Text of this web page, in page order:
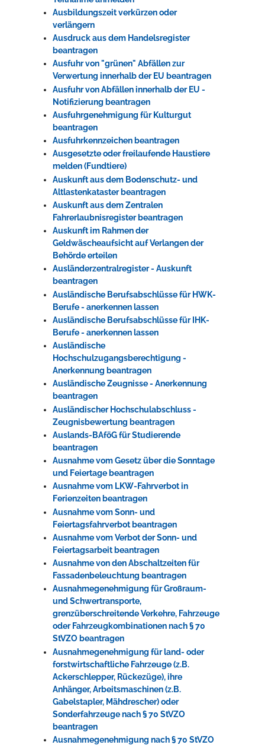
Ausbildungszeit verkürzen oder
verlängern
Ausdruck aus dem Handelsregister
beantragen
Ausfuhr von "grünen" Abfällen zur
Verwertung innerhalb der EU beantragen
Ausfuhr von Abfällen innerhalb der EU -
Notifizierung beantragen
Ausfuhrgenehmigung für Kulturgut
beantragen
Ausfuhrkennzeichen beantragen
Ausgesetzte oder freilaufende Haustiere
melden (Fundtiere)
Auskunft aus dem Bodenschutz- und
Altlastenkataster beantragen
Auskunft aus dem Zentralen
Fahrerlaubnisregister beantragen
Auskunft im Rahmen der
Geldwäscheaufsicht auf Verlangen der
Behörde erteilen
Ausländerzentralregister - Auskunft
beantragen
Ausländische Berufsabschlüsse für HWK-
Berufe - anerkennen lassen
Ausländische Berufsabschlüsse für IHK-
Berufe - anerkennen lassen
Ausländische
Hochschulzugangsberechtigung -
Anerkennung beantragen
Ausländische Zeugnisse - Anerkennung
beantragen
Ausländischer Hochschulabschluss -
Zeugnisbewertung beantragen
Auslands-BAföG für Studierende
beantragen
Ausnahme vom Gesetz über die Sonntage
und Feiertage beantragen
Ausnahme vom LKW-Fahrverbot in
Ferienzeiten beantragen
Ausnahme vom Sonn- und
Feiertagsfahrverbot beantragen
Ausnahme vom Verbot der Sonn- und
Feiertagsarbeit beantragen
Ausnahme von den Abschaltzeiten für
Fassadenbeleuchtung beantragen
Ausnahmegenehmigung für Großraum-
und Schwertransporte,
grenzüberschreitende Verkehre, Fahrzeuge
oder Fahrzeugkombinationen nach § 70
StVZO beantragen
Ausnahmegenehmigung für land- oder
forstwirtschaftliche Fahrzeuge (z.B.
Ackerschlepper, Rückezüge), ihre
Anhänger, Arbeitsmaschinen (z.B.
Gabelstapler, Mähdrescher) oder
Sonderfahrzeuge nach § 70 StVZO
beantragen
Ausnahmegenehmigung nach § 70 StVZO